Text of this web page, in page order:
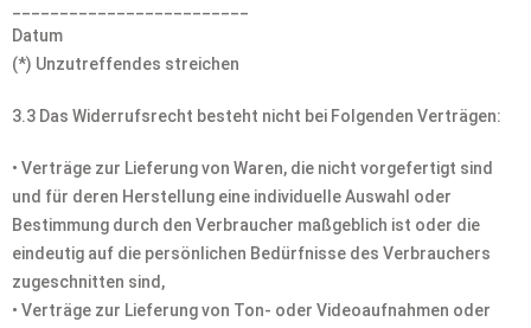
Datum
(*) Unzutreffendes streichen
3.3 Das Widerrufsrecht besteht nicht bei Folgenden Verträgen:
• Verträge zur Lieferung von Waren, die nicht vorgefertigt sind
und für deren Herstellung eine individuelle Auswahl oder
Bestimmung durch den Verbraucher maßgeblich ist oder die
eindeutig auf die persönlichen Bedürfnisse des Verbrauchers
zugeschnitten sind,
• Verträge zur Lieferung von Ton- oder Videoaufnahmen oder